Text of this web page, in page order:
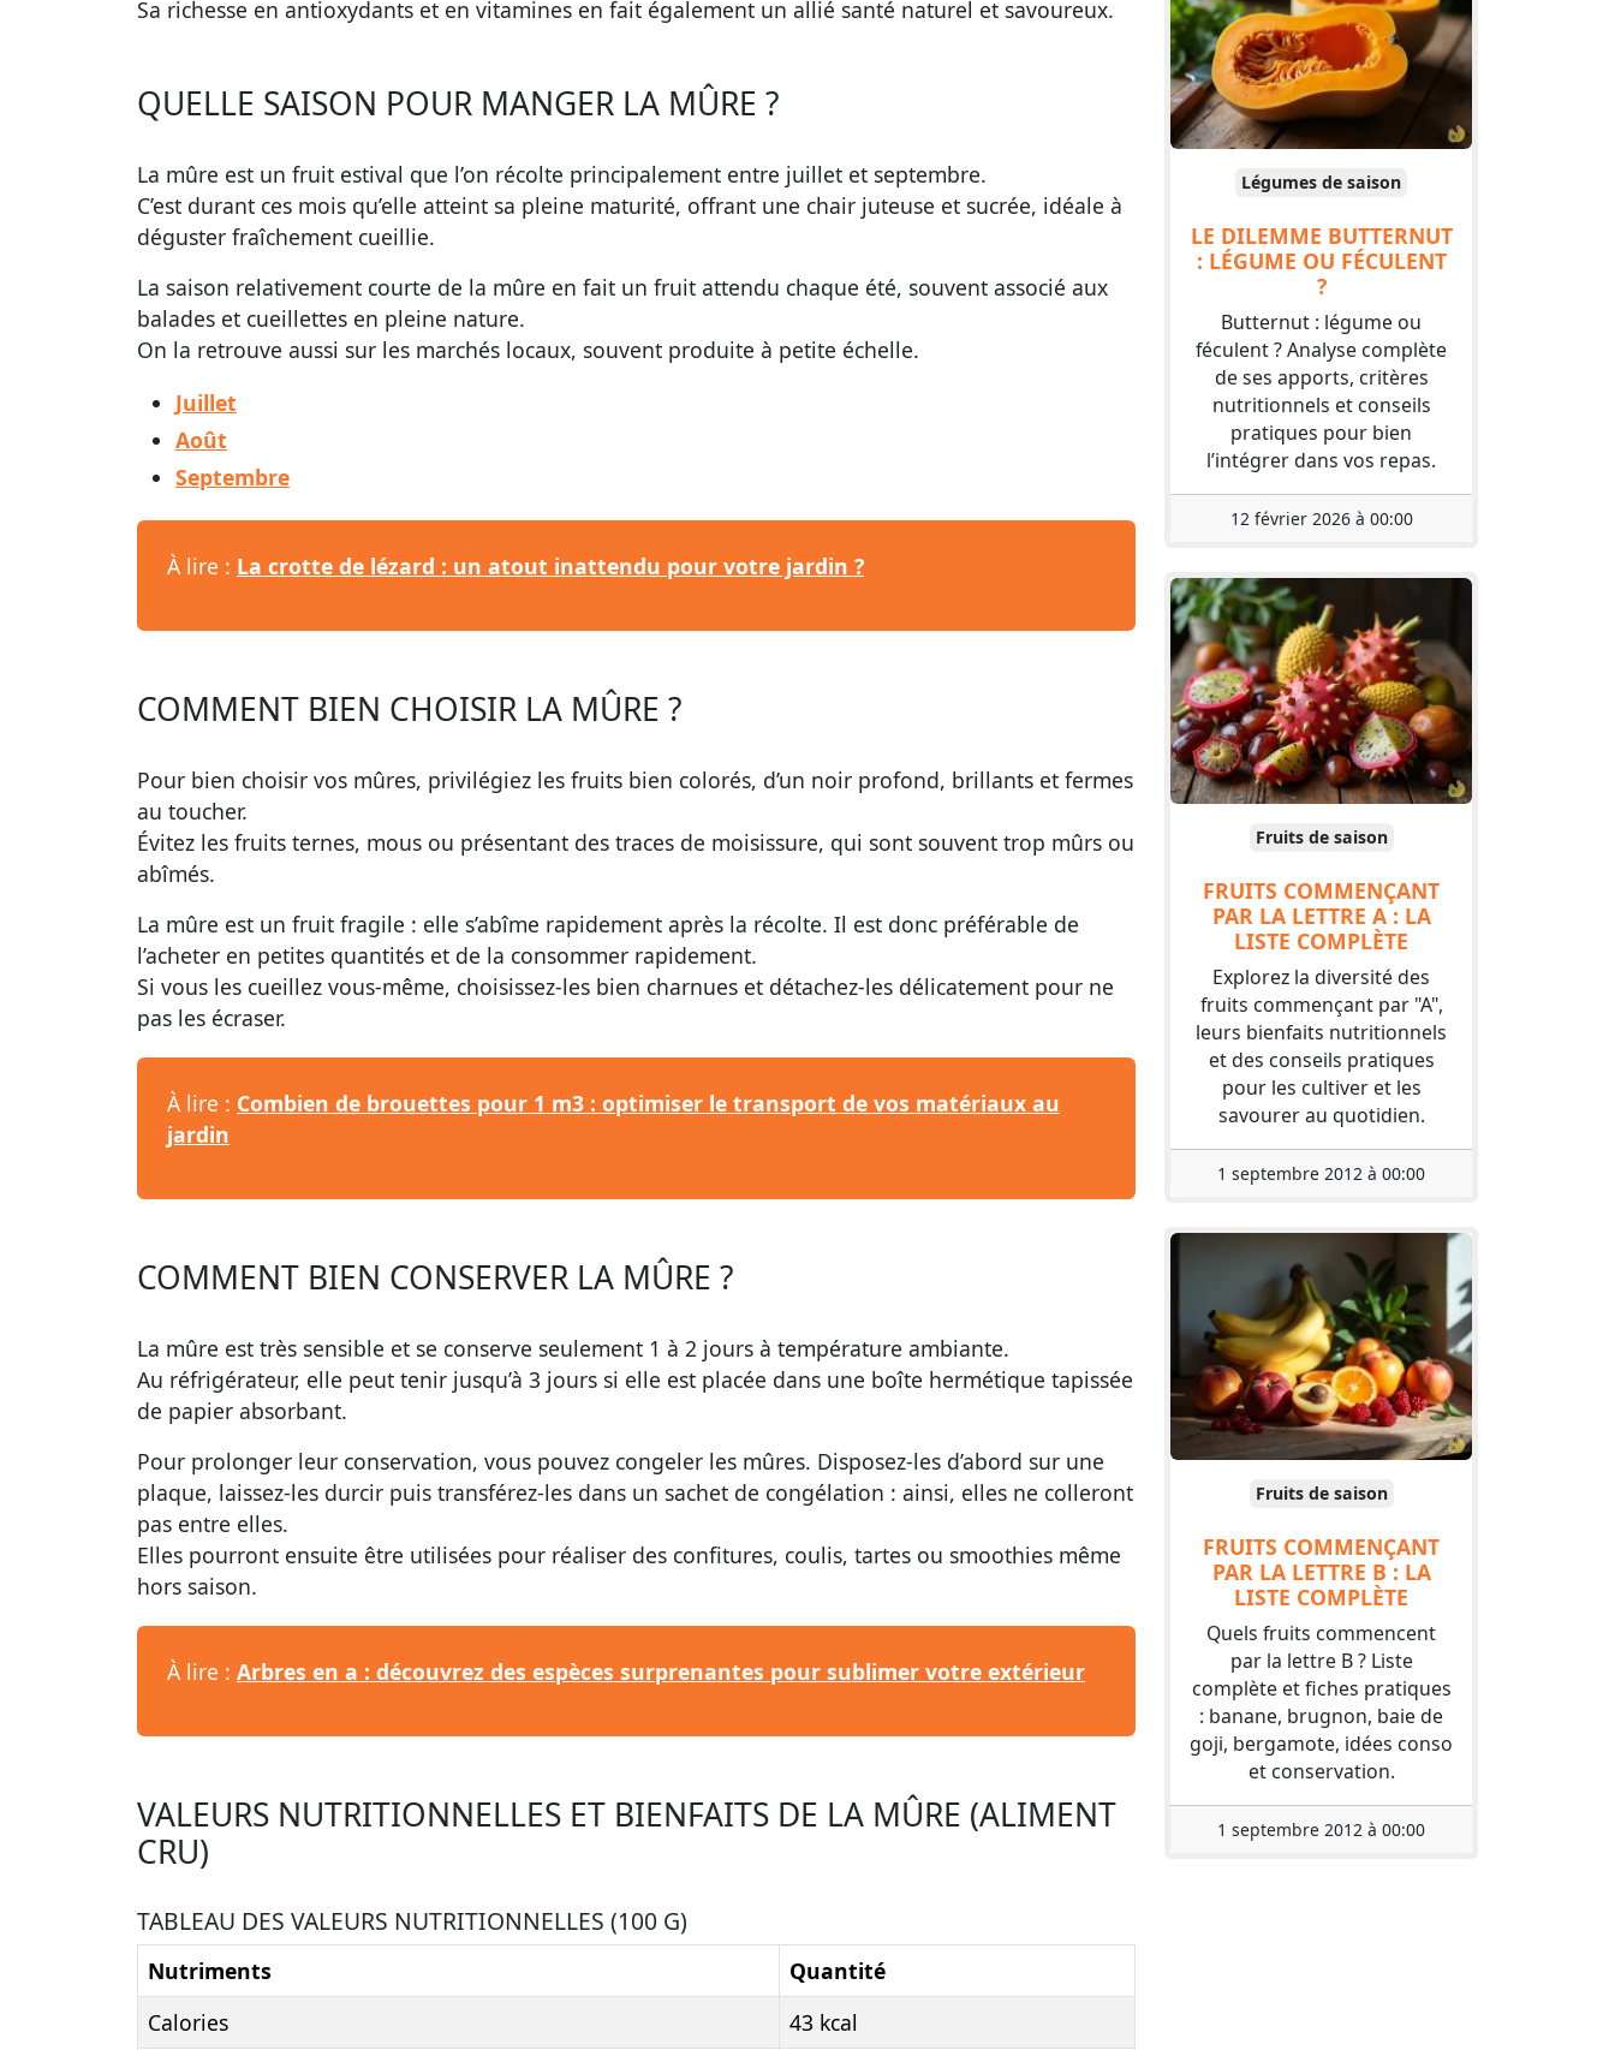
Sa richesse en antioxydants et en vitamines en fait également un allié santé naturel et savoureux.
QUELLE SAISON POUR MANGER LA MÛRE ?
La mûre est un fruit estival que l’on récolte principalement entre juillet et septembre.
C’est durant ces mois qu’elle atteint sa pleine maturité, offrant une chair juteuse et sucrée, idéale à
déguster fraîchement cueillie.
La saison relativement courte de la mûre en fait un fruit attendu chaque été, souvent associé aux
balades et cueillettes en pleine nature.
On la retrouve aussi sur les marchés locaux, souvent produite à petite échelle.
Juillet
Août
Septembre
À lire : La crotte de lézard : un atout inattendu pour votre jardin ?
COMMENT BIEN CHOISIR LA MÛRE ?
Pour bien choisir vos mûres, privilégiez les fruits bien colorés, d’un noir profond, brillants et fermes
au toucher.
Évitez les fruits ternes, mous ou présentant des traces de moisissure, qui sont souvent trop mûrs ou
abîmés.
La mûre est un fruit fragile : elle s’abîme rapidement après la récolte. Il est donc préférable de
l’acheter en petites quantités et de la consommer rapidement.
Si vous les cueillez vous-même, choisissez-les bien charnues et détachez-les délicatement pour ne
pas les écraser.
À lire : Combien de brouettes pour 1 m3 : optimiser le transport de vos matériaux au
jardin
COMMENT BIEN CONSERVER LA MÛRE ?
La mûre est très sensible et se conserve seulement 1 à 2 jours à température ambiante.
Au réfrigérateur, elle peut tenir jusqu’à 3 jours si elle est placée dans une boîte hermétique tapissée
de papier absorbant.
Pour prolonger leur conservation, vous pouvez congeler les mûres. Disposez-les d’abord sur une
plaque, laissez-les durcir puis transférez-les dans un sachet de congélation : ainsi, elles ne colleront
pas entre elles.
Elles pourront ensuite être utilisées pour réaliser des confitures, coulis, tartes ou smoothies même
hors saison.
À lire : Arbres en a : découvrez des espèces surprenantes pour sublimer votre extérieur
VALEURS NUTRITIONNELLES ET BIENFAITS DE LA MÛRE (ALIMENT
CRU)
TABLEAU DES VALEURS NUTRITIONNELLES (100 G)
Nutriments
Quantité
Calories
43 kcal
Légumes de saison
LE DILEMME BUTTERNUT
: LÉGUME OU FÉCULENT
?
Butternut : légume ou
féculent ? Analyse complète
de ses apports, critères
nutritionnels et conseils
pratiques pour bien
l’intégrer dans vos repas.
12 février 2026 à 00:00
Fruits de saison
FRUITS COMMENÇANT
PAR LA LETTRE A : LA
LISTE COMPLÈTE
Explorez la diversité des
fruits commençant par "A",
leurs bienfaits nutritionnels
et des conseils pratiques
pour les cultiver et les
savourer au quotidien.
1 septembre 2012 à 00:00
Fruits de saison
FRUITS COMMENÇANT
PAR LA LETTRE B : LA
LISTE COMPLÈTE
Quels fruits commencent
par la lettre B ? Liste
complète et fiches pratiques
: banane, brugnon, baie de
goji, bergamote, idées conso
et conservation.
1 septembre 2012 à 00:00